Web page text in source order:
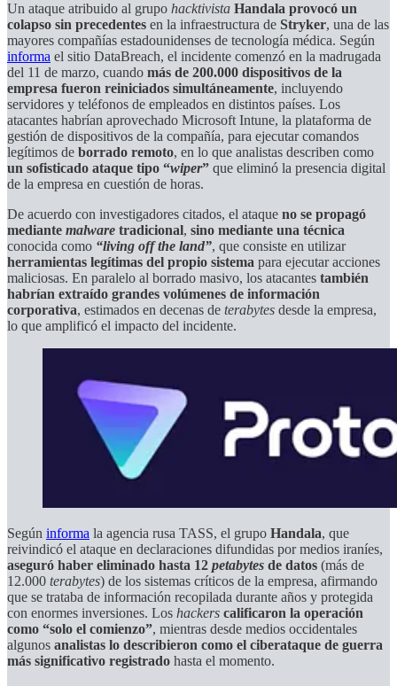
Un ataque atribuido al grupo hacktivista Handala provocó un
colapso sin precedentes en la infraestructura de Stryker, una de las
mayores compañías estadounidenses de tecnología médica. Según
informa el sitio DataBreach, el incidente comenzó en la madrugada
del 11 de marzo, cuando más de 200.000 dispositivos de la
empresa fueron reiniciados simultáneamente, incluyendo
servidores y teléfonos de empleados en distintos países. Los
atacantes habrían aprovechado Microsoft Intune, la plataforma de
gestión de dispositivos de la compañía, para ejecutar comandos
legítimos de borrado remoto, en lo que analistas describen como
un sofisticado ataque tipo “wiper” que eliminó la presencia digital
de la empresa en cuestión de horas.
De acuerdo con investigadores citados, el ataque no se propagó
mediante malware tradicional, sino mediante una técnica
conocida como “living off the land”, que consiste en utilizar
herramientas legítimas del propio sistema para ejecutar acciones
maliciosas. En paralelo al borrado masivo, los atacantes también
habrían extraído grandes volúmenes de información
corporativa, estimados en decenas de terabytes desde la empresa,
lo que amplificó el impacto del incidente.
Según informa la agencia rusa TASS, el grupo Handala, que
reivindicó el ataque en declaraciones difundidas por medios iraníes,
aseguró haber eliminado hasta 12 petabytes de datos (más de
12.000 terabytes) de los sistemas críticos de la empresa, afirmando
que se trataba de información recopilada durante años y protegida
con enormes inversiones. Los hackers calificaron la operación
como “solo el comienzo”, mientras desde medios occidentales
algunos analistas lo describieron como el ciberataque de guerra
más significativo registrado hasta el momento.